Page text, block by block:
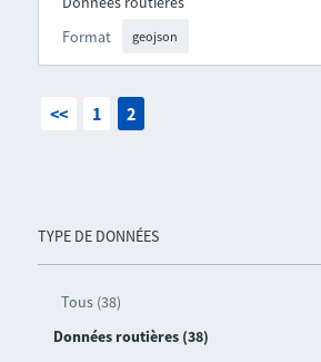
TYPE DE DONNÉES
Tous (38)
Données routières (38)
Format geojson
<< 1 2